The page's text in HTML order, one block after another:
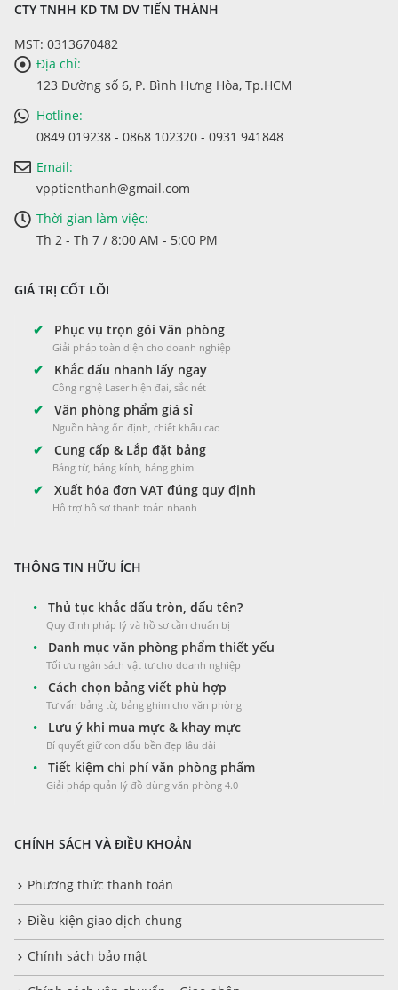
CTY TNHH KD TM DV TIẾN THÀNH
MST: 0313670482
Địa chỉ:
123 Đường số 6, P. Bình Hưng Hòa, Tp.HCM
Hotline:
0849 019238 - 0868 102320 - 0931 941848
Email:
vpptienthanh@gmail.com
Thời gian làm việc:
Th 2 - Th 7 / 8:00 AM - 5:00 PM
GIÁ TRỊ CỐT LÕI
✔ Phục vụ trọn gói Văn phòng
Giải pháp toàn diện cho doanh nghiệp
✔ Khắc dấu nhanh lấy ngay
Công nghệ Laser hiện đại, sắc nét
✔ Văn phòng phẩm giá sỉ
Nguồn hàng ổn định, chiết khấu cao
✔ Cung cấp & Lắp đặt bảng
Bảng từ, bảng kính, bảng ghim
✔ Xuất hóa đơn VAT đúng quy định
Hỗ trợ hồ sơ thanh toán nhanh
THÔNG TIN HỮU ÍCH
• Thủ tục khắc dấu tròn, dấu tên?
Quy định pháp lý và hồ sơ cần chuẩn bị
• Danh mục văn phòng phẩm thiết yếu
Tối ưu ngân sách vật tư cho doanh nghiệp
• Cách chọn bảng viết phù hợp
Tư vấn bảng từ, bảng ghim cho văn phòng
• Lưu ý khi mua mực & khay mực
Bí quyết giữ con dấu bền đẹp lâu dài
• Tiết kiệm chi phí văn phòng phẩm
Giải pháp quản lý đồ dùng văn phòng 4.0
CHÍNH SÁCH VÀ ĐIỀU KHOẢN
Phương thức thanh toán
Điều kiện giao dịch chung
Chính sách bảo mật